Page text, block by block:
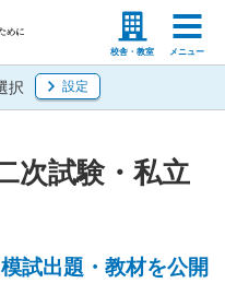
校舎・教室 メニュー
高等学校の先生
択 設定
次試験・私立
試出題・教材を公開